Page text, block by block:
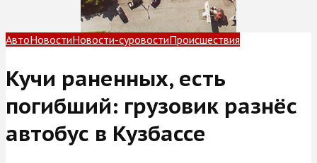
АвтоНовостиНовости-суровостиПроисшествия
Кучи раненных, есть
погибший: грузовик разнёс
автобус в Кузбассе